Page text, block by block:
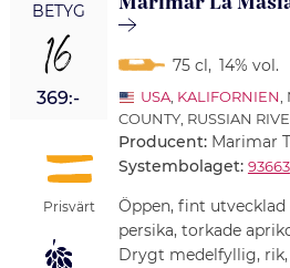
BETYG
16
369:-
Prisvärt
75 cl , 14% vol.
USA, KALIFORNIEN,
COUNTY, RUSSIAN
Producent: Marimar
Systembolaget: 93663
Öppen, fint
persika, torkade
Drygt medelfyllig,